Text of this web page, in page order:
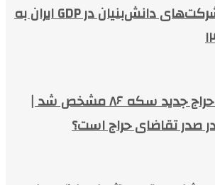
رشد سهم شرکت‌های دانش‌بنیان در GDP ایران به
زمان برگزاری حراج جدید سکه ۸۶ مشخص شد |
صدر تقاضای حراج است؟